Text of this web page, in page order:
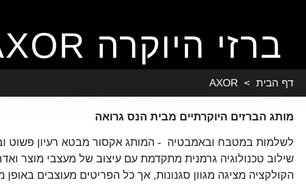
ברזי היוקרה AXOR
דף הבית >
AXOR
מותג הברזים היוקרתיים מבית הנס גרואה
לשלמות במטבח ובאמבטיה - המותג אקסור מבטא רעיון פשוט
שילוב טכנולוגיה גרמנית מתקדמת עם עיצוב של מעצבי מוצר
הקולקציה מציגה מגוון סגנונות, אך כל הפריטים מעוצבים